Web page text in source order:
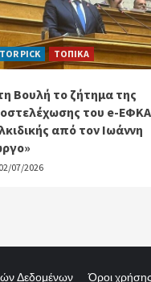
PICK ΤΟΠΙΚΑ
Βουλή το ζήτημα της
του e-ΕΦΚΑ
από τον Ιωάννη
02/07/2026
Δεδομένων Όροι χρήσης